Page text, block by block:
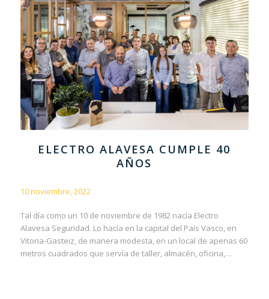
ELECTRO ALAVESA CUMPLE 40
AÑOS
10 noviembre, 2022
Tal día como un 10 de noviembre de 1982 nacía Electro
Alavesa Seguridad. Lo hacía en la capital del País Vasco, en
Vitoria-Gasteiz, de manera modesta, en un local de apenas 60
metros cuadrados que servía de taller, almacén, oficina,…